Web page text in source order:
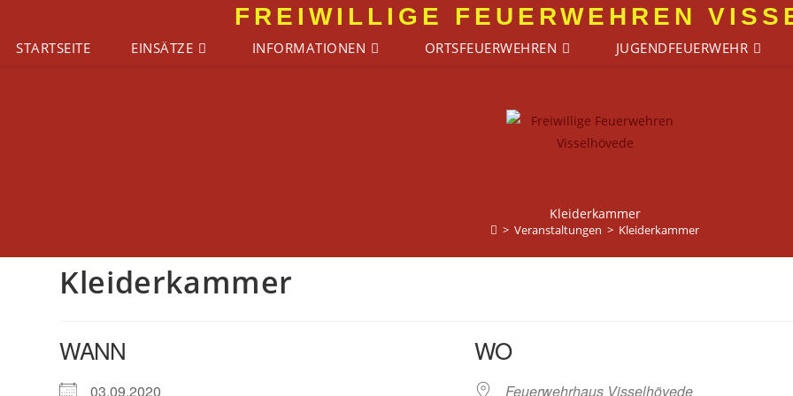
springen
FREIWILLIGE FEUERWEHREN
STARTSEITE EINSÄTZE INFORMATIONEN ORTSFEUERWEHREN JUGENDFEUERWEHR
Kleiderkammer
> Veranstaltungen > Kleiderkammer
Kleiderkammer
WANN
03.09.2020
WO
Feuerwehrhaus Visselhövede